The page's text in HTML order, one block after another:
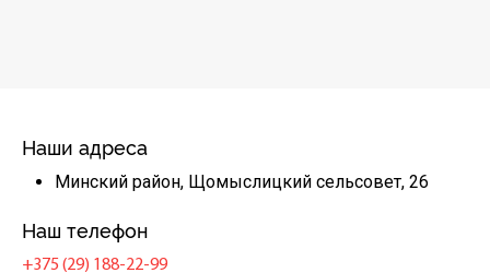
Наши адреса
Минский район, Щомыслицкий сельсовет, 26
Наш телефон
+375 (29) 188-22-99